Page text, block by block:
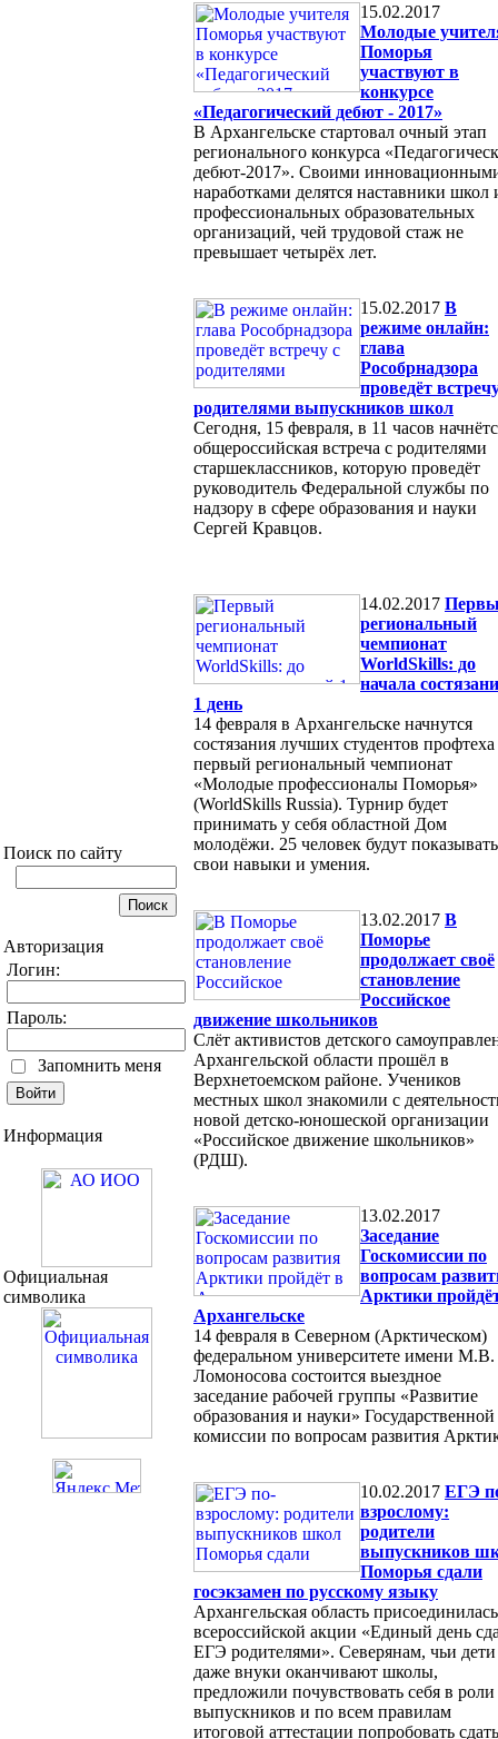
Поиск по сайту
Авторизация
Логин:
Пароль:
Запомнить меня
Информация
Официальная
символика
15.02.2017
Молодые
Поморья
участвуют в
конкурсе
«Педагогический дебют - 2017»
В Архангельске стартовал очный этап
регионального конкурса
дебют-2017». Своими
наработками делятся наставники школ
профессиональных образовательных
организаций, чей трудовой стаж не
превышает четырёх лет.
15.02.2017 В
режиме онлайн:
глава
Рособрнадзора
проведёт
родителями выпускников школ
Сегодня, 15 февраля, в 11 часов
общероссийская встреча с родителями
старшеклассников, которую проведёт
руководитель Федеральной службы по
надзору в сфере образования и науки
Сергей Кравцов.
14.02.2017
региональный
чемпионат
WorldSkills: до
начала
1 день
14 февраля в Архангельске начнутся
состязания лучших студентов профтеха
первый региональный чемпионат
«Молодые профессионалы Поморья»
(WorldSkills Russia). Турнир будет
принимать у себя областной Дом
молодёжи. 25 человек будут показывать
свои навыки и умения.
13.02.2017 В
Поморье
продолжает своё
становление
Российское
движение школьников
Слёт активистов детского
Архангельской области прошёл в
Верхнетоемском районе. Учеников
местных школ знакомили с
новой детско-юношеской организации
«Российское движение школьников»
(РДШ).
13.02.2017
Заседание
Госкомиссии по
вопросам
Арктики
Архангельске
14 февраля в Северном (Арктическом)
федеральном университете имени М.В.
Ломоносова состоится выездное
заседание рабочей группы «Развитие
образования и науки» Государственной
комиссии по вопросам развития
10.02.2017 ЕГЭ
взрослому:
родители
выпускников
Поморья сдали
госэкзамен по русскому языку
Архангельская область
всероссийской акции «Единый день
ЕГЭ родителями». Северянам, чьи
даже внуки оканчивают школы,
предложили почувствовать себя в роли
выпускников и по всем правилам
итоговой аттестации попробовать сдать